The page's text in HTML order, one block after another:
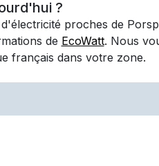
?
proches de
de EcoWatt. Nous
français dans votre zone.